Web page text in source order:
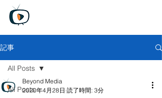
記事
All Posts
All Posts
Beyond Media
2020年4月28日 読了時間: 3分